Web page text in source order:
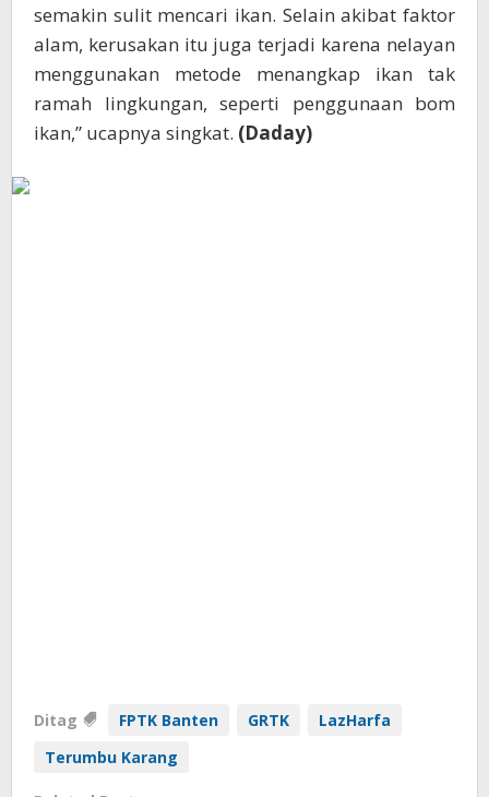
semakin sulit mencari ikan. Selain akibat faktor
alam, kerusakan itu juga terjadi karena nelayan
menggunakan metode menangkap ikan tak
ramah lingkungan, seperti penggunaan bom
ikan,” ucapnya singkat. (Daday)
Ditag FPTK Banten GRTK
LazHarfa
Terumbu Karang